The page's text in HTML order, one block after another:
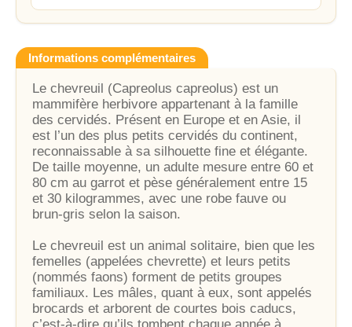
Informations complémentaires
Le chevreuil (Capreolus capreolus) est un
mammifère herbivore appartenant à la famille
des cervidés. Présent en Europe et en Asie, il
est l’un des plus petits cervidés du continent,
reconnaissable à sa silhouette fine et élégante.
De taille moyenne, un adulte mesure entre 60 et
80 cm au garrot et pèse généralement entre 15
et 30 kilogrammes, avec une robe fauve ou
brun-gris selon la saison.
Le chevreuil est un animal solitaire, bien que les
femelles (appelées chevrette) et leurs petits
(nommés faons) forment de petits groupes
familiaux. Les mâles, quant à eux, sont appelés
brocards et arborent de courtes bois caducs,